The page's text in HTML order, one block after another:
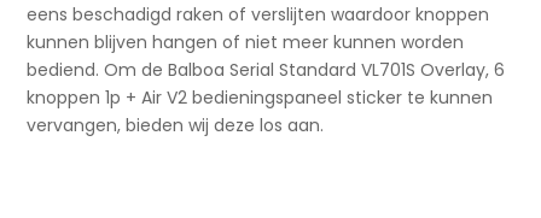
eens beschadigd raken of verslijten waardoor knoppen
kunnen blijven hangen of niet meer kunnen worden
bediend. Om de Balboa Serial Standard VL701S Overlay, 6
knoppen 1p + Air V2 bedieningspaneel sticker te kunnen
vervangen, bieden wij deze los aan.